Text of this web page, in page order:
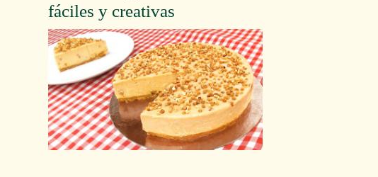
fáciles y creativas